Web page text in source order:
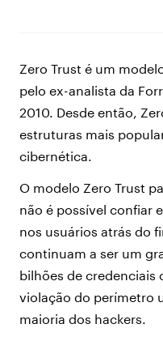
Zero Trust é um
pelo ex-analista da
2010. Desde então,
estruturas mais
cibernética.
O modelo Zero Trust
não é possível confiar
nos usuários atrás do
continuam a ser um
bilhões de
violação do perímetro
maioria dos hackers.